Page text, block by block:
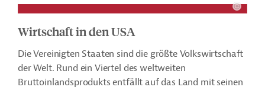
Wirtschaft in den USA
Die Vereinigten Staaten sind die größte Volkswirtschaft
der Welt. Rund ein Viertel des weltweiten
Bruttoinlandsprodukts entfällt auf das Land mit seinen